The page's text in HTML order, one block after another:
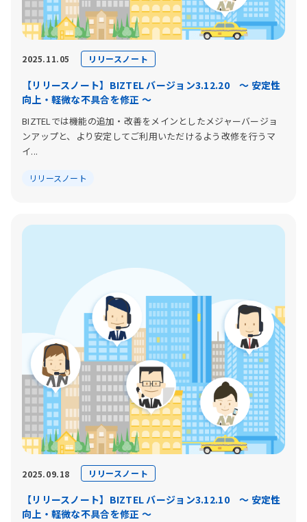
2025.11.05 リリースノート
【リリースノート】BIZTEL バージョン3.12.20 〜 安定性
向上・軽微な不具合を修正 〜
BIZTELでは機能の追加・改善をメインとしたメジャーバージョ
ンアップと、より安定してご利用いただけるよう改修を行うマ
イ...
リリースノート
2025.09.18 リリースノート
【リリースノート】BIZTEL バージョン3.12.10 〜 安定性
向上・軽微な不具合を修正 〜